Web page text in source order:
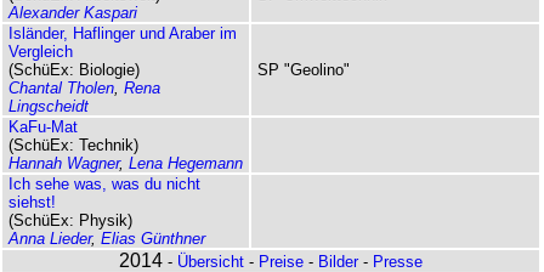
Alexander Kaspari
Isländer, Haflinger und Araber im
Vergleich
(SchüEx: Biologie)
Chantal Tholen Rena
Lingscheidt
SP "Geolino"
KaFu-Mat
(SchüEx: Technik)
Hannah Wagner, Lena Hegemann
Ich sehe was, was du nicht
siehst!
(SchüEx: Physik)
Anna Lieder, Elias Günthner
2014 - Übersicht - Preise - Bilder - Presse